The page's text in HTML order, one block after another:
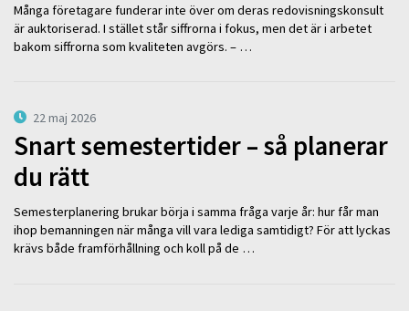
Många företagare funderar inte över om deras redovisningskonsult
är auktoriserad. I stället står siffrorna i fokus, men det är i arbetet
bakom siffrorna som kvaliteten avgörs. – …
22 maj 2026
Snart semestertider – så planerar
du rätt
Semesterplanering brukar börja i samma fråga varje år: hur får man
ihop bemanningen när många vill vara lediga samtidigt? För att lyckas
krävs både framförhållning och koll på de …